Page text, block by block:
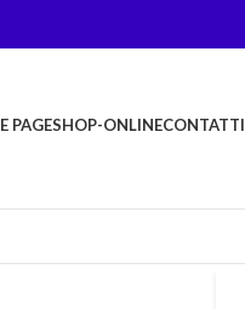
PAGESHOP-ONLINECONTATTI